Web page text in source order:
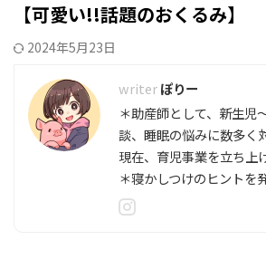
【可愛い!!話題のおくるみ】
2024年5月23日
ぽりー
＊助産師として、新生児
談、睡眠の悩みに数多く
現在、育児事業を立ち上
＊寝かしつけのヒントを